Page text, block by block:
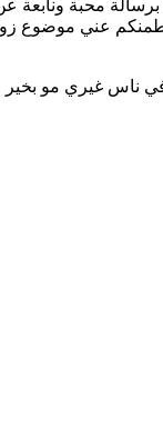
محبة
عني موضوع
في ناس غيري مو